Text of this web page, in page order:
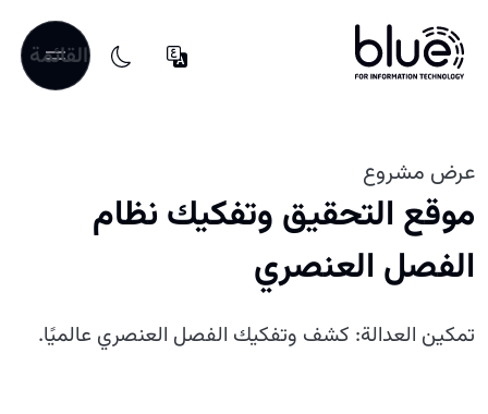
القائمة
عرض مشروع
موقع التحقيق وتفكيك نظام
الفصل العنصري
تمكين العدالة: كشف وتفكيك الفصل العنصري عالميًا.